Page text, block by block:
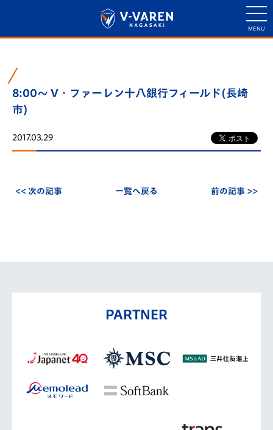
8:00～ V・ファーレン十八銀行フィールド(長崎
市)
2017.03.29
<< 次の記事 一覧へ戻る 前の記事 >>
PARTNER